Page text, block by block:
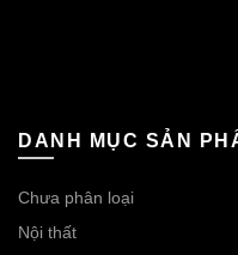
DANH MỤC SẢN
Chưa phân loại
Nội thất